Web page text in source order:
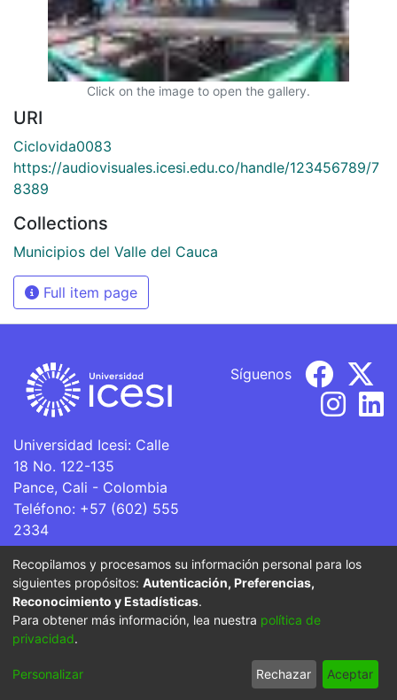
Click on the image to open the gallery.
URI
Ciclovida0083
https://audiovisuales.icesi.edu.co/handle/123456789/7
8389
Collections
Municipios del Valle del Cauca
Full item page
Universidad Icesi: Calle
18 No. 122-135
Pance, Cali - Colombia
Teléfono: +57 (602) 555
2334
ventanillaunica@icesi.edu.co
Síguenos
La Universidad Icesi es una Institución de Educación
Superior que se encuentra sujeta a inspección y vigilancia
por parte del Ministerio de Educación Nacional.
Cookie
End User
Agreement
Send
Feedback
Recopilamos y procesamos su información personal para los
siguientes propósitos: Autenticación, Preferencias,
Reconocimiento y Estadísticas.
Para obtener más información, lea nuestra política de
privacidad.
Personalizar Rechazar Aceptar